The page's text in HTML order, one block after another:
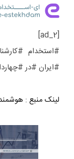
[ad_2]
#استخدام
#ایران #در
لینک منبع :